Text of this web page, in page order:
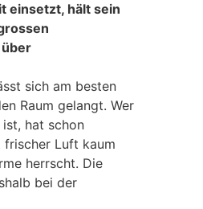
einsetzt, hält sein
sich am besten
Raum gelangt. Wer
hat schon
Luft kaum
herrscht. Die
bei der